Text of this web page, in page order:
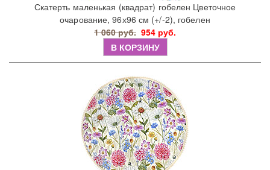
Скатерть маленькая (квадрат) гобелен Цветочное
очарование, 96х96 см (+/-2), гобелен
1 060 руб. 954 руб.
В КОРЗИНУ